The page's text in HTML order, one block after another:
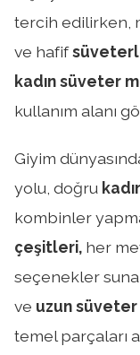
tercih edilirken,
ve hafif
kadın süveter
kullanım alanı
Giyim
yolu, doğru
kombinler
çeşitleri, her
seçenekler
ve uzun süveter
temel parçaları